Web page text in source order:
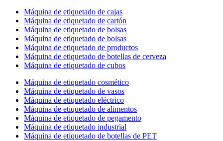
Máquina de etiquetado de cajas
Máquina de etiquetado de cartón
Máquina de etiquetado de bolsas
Máquina de etiquetado de bolsas
Máquina de etiquetado de productos
Máquina de etiquetado de botellas de cerveza
Máquina de etiquetado de cubos
Máquina de etiquetado cosmético
Máquina de etiquetado de vasos
Máquina de etiquetado eléctrico
Máquina de etiquetado de alimentos
Máquina de etiquetado de pegamento
Máquina de etiquetado industrial
Máquina de etiquetado de botellas de PET